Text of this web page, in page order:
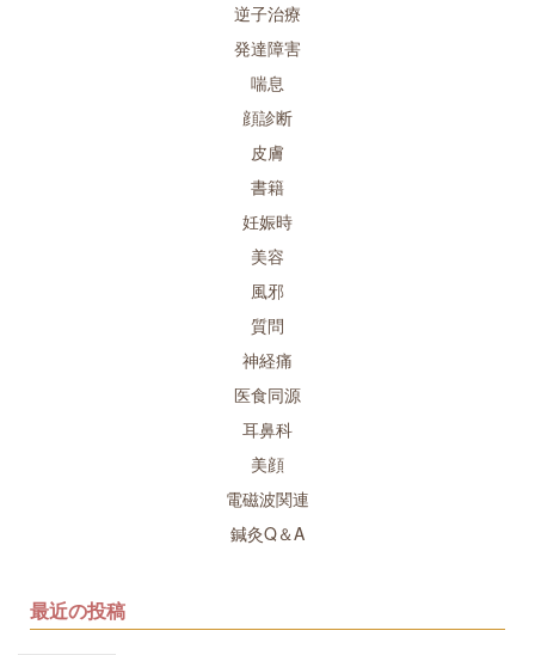
逆子治療
発達障害
喘息
顔診断
皮膚
書籍
妊娠時
美容
風邪
質問
神経痛
医食同源
耳鼻科
美顔
電磁波関連
鍼灸Q＆A
最近の投稿